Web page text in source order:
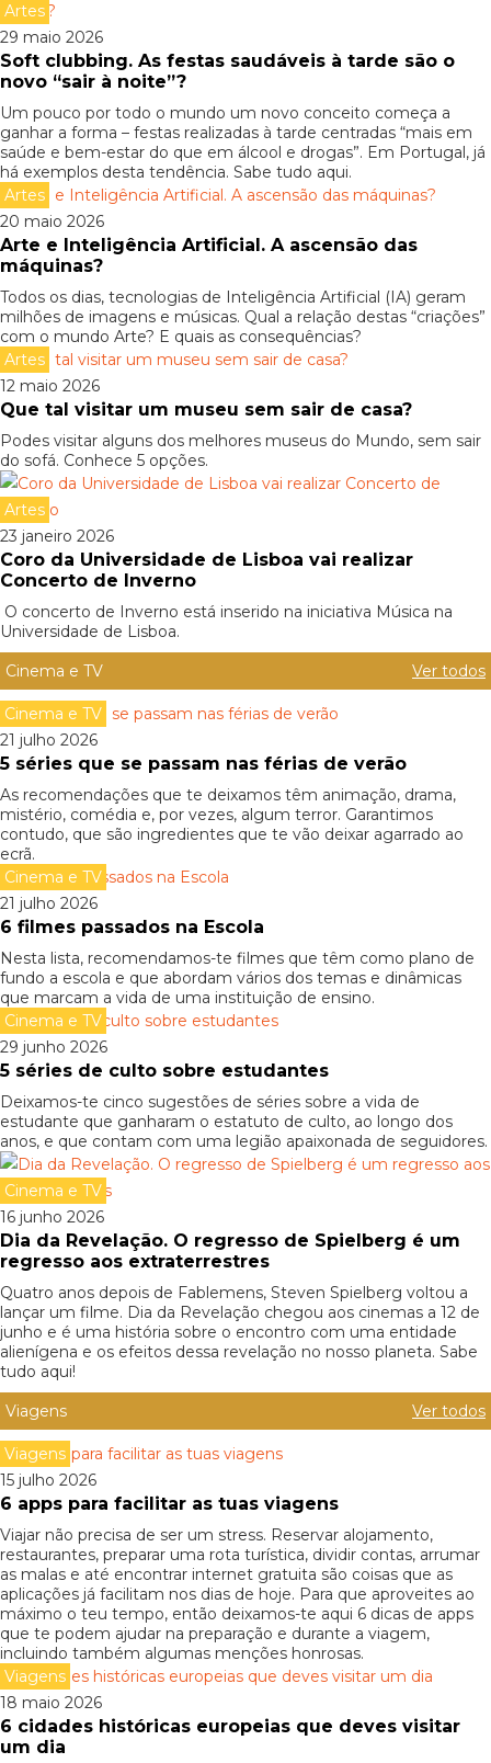
Artes
29 maio 2026
Soft clubbing. As festas saudáveis à tarde são o
novo “sair à noite”?
Um pouco por todo o mundo um novo conceito começa a
ganhar a forma – festas realizadas à tarde centradas “mais em
saúde e bem-estar do que em álcool e drogas”. Em Portugal, já
há exemplos desta tendência. Sabe tudo aqui.
Artes
20 maio 2026
Arte e Inteligência Artificial. A ascensão das
máquinas?
Todos os dias, tecnologias de Inteligência Artificial (IA) geram
milhões de imagens e músicas. Qual a relação destas “criações”
com o mundo Arte? E quais as consequências?
Artes
12 maio 2026
Que tal visitar um museu sem sair de casa?
Podes visitar alguns dos melhores museus do Mundo, sem sair
do sofá. Conhece 5 opções.
Artes
23 janeiro 2026
Coro da Universidade de Lisboa vai realizar
Concerto de Inverno
O concerto de Inverno está inserido na iniciativa Música na
Universidade de Lisboa.
Cinema e TV
Ver todos
Cinema e TV
21 julho 2026
5 séries que se passam nas férias de verão
As recomendações que te deixamos têm animação, drama,
mistério, comédia e, por vezes, algum terror. Garantimos
contudo, que são ingredientes que te vão deixar agarrado ao
ecrã.
Cinema e TV
21 julho 2026
6 filmes passados na Escola
Nesta lista, recomendamos-te filmes que têm como plano de
fundo a escola e que abordam vários dos temas e dinâmicas
que marcam a vida de uma instituição de ensino.
Cinema e TV
29 junho 2026
5 séries de culto sobre estudantes
Deixamos-te cinco sugestões de séries sobre a vida de
estudante que ganharam o estatuto de culto, ao longo dos
anos, e que contam com uma legião apaixonada de seguidores.
Cinema e TV
16 junho 2026
Dia da Revelação. O regresso de Spielberg é um
regresso aos extraterrestres
Quatro anos depois de Fablemens, Steven Spielberg voltou a
lançar um filme. Dia da Revelação chegou aos cinemas a 12 de
junho e é uma história sobre o encontro com uma entidade
alienígena e os efeitos dessa revelação no nosso planeta. Sabe
tudo aqui!
Viagens
Ver todos
Viagens
15 julho 2026
6 apps para facilitar as tuas viagens
Viajar não precisa de ser um stress. Reservar alojamento,
restaurantes, preparar uma rota turística, dividir contas, arrumar
as malas e até encontrar internet gratuita são coisas que as
aplicações já facilitam nos dias de hoje. Para que aproveites ao
máximo o teu tempo, então deixamos-te aqui 6 dicas de apps
que te podem ajudar na preparação e durante a viagem,
incluindo também algumas menções honrosas.
Viagens
18 maio 2026
6 cidades históricas europeias que deves visitar
um dia